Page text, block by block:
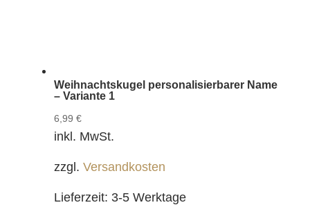
Weihnachtskugel personalisierbarer Name
– Variante 1
6,99 €
inkl. MwSt.
zzgl. Versandkosten
Lieferzeit: 3-5 Werktage